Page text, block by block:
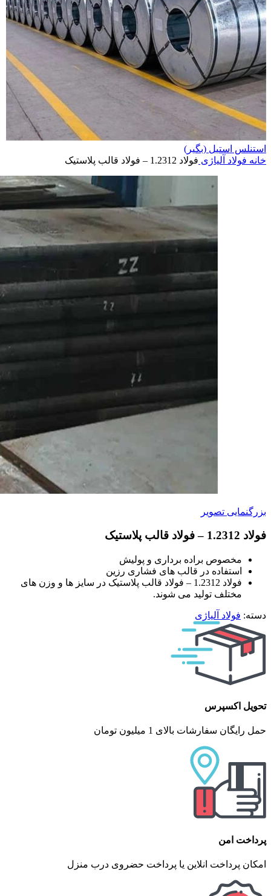
استنلس استیل (بگیر)
خانه فولاد آلیاژی فولاد 1.2312 – فولاد قالب پلاستیک
بزرگنمایی تصویر
فولاد 1.2312 – فولاد قالب پلاستیک
مخصوص براده برداری و پولیش
استفاده در قالب های فشاری رزین
فولاد 1.2312 – فولاد قالب پلاستیک در سایز ها و وزن های
مختلف تولید می شوند.
دسته: فولاد آلیاژی
تحویل اکسپرس
حمل رایگان سفارشات بالای 1 میلیون تومان
پرداخت امن
امکان پرداخت انلاین یا پرداخت حضروی درب منزل